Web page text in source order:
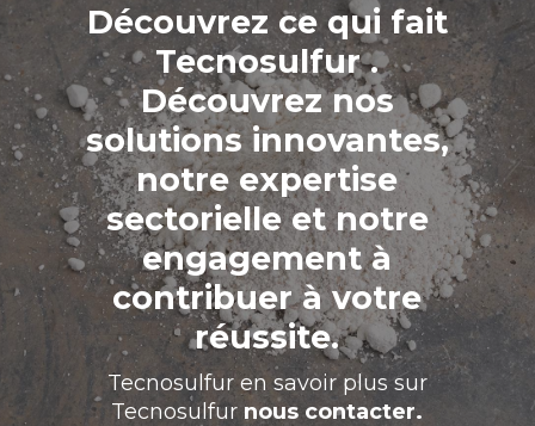
Découvrez ce qui fait
Tecnosulfur .
Découvrez nos
solutions innovantes,
notre expertise
sectorielle et notre
engagement à
contribuer à votre
réussite.
Tecnosulfur en savoir plus sur
Tecnosulfur nous contacter.